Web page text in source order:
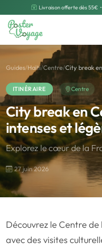
Livraison offerte dès 55€
Créer mon souvenir
❤️Voyage de noce
Guides/Haïti/Centre/City break
ITINÉRAIRE Centre
City break en
intenses et
Explorez le cœur de la
27 juin 2026
Découvrez le Centre
avec des visites